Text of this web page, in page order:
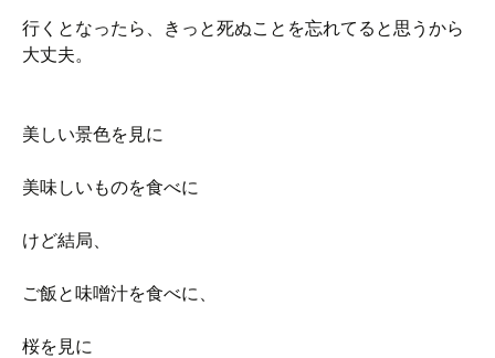
行くとなったら、きっと死ぬことを忘れてると思うから
大丈夫。
美しい景色を見に
美味しいものを食べに
けど結局、
ご飯と味噌汁を食べに、
桜を見に